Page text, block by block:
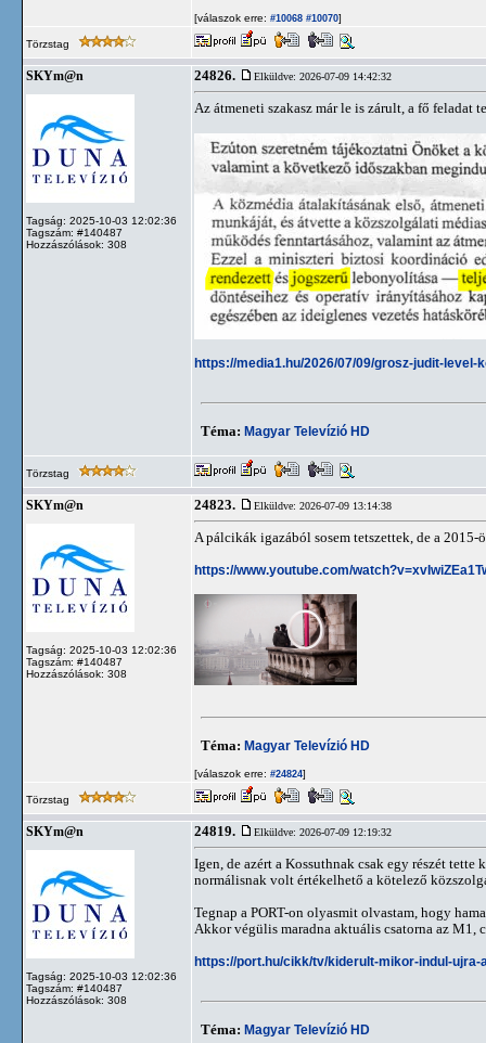
[válaszok erre: #10068 #10070]
Törzstag
SKYm@n
Tagság: 2025-10-03 12:02:36
Tagszám: #140487
Hozzászólások: 308
24826. Elküldve: 2026-07-09 14:42:32
Az átmeneti szakasz már le is zárult, a fő feladat
https://media1.hu/2026/07/09/grosz-judit-
Téma: Magyar Televízió HD
Törzstag
SKYm@n
Tagság: 2025-10-03 12:02:36
Tagszám: #140487
Hozzászólások: 308
24823. Elküldve: 2026-07-09 13:14:38
A pálcikák igazából sosem tetszettek, de a
https://www.youtube.com/
Téma: Magyar Televízió HD
[válaszok erre: #24824]
Törzstag
SKYm@n
Tagság: 2025-10-03 12:02:36
Tagszám: #140487
Hozzászólások: 308
24819. Elküldve: 2026-07-09 12:19:32
Igen, de azért a Kossuthnak csak egy részét
normálisnak volt értékelhető a kötelező
Tegnap a PORT-on olyasmit olvastam, hogy
Akkor végülis maradna aktuális csatorna az M1,
https://port.hu/cikk/tv/kiderult-mikor-indul-
Téma: Magyar Televízió HD